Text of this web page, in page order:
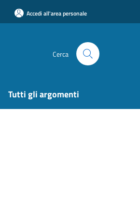
Accedi all'area personale
Cerca
Tutti gli argomenti